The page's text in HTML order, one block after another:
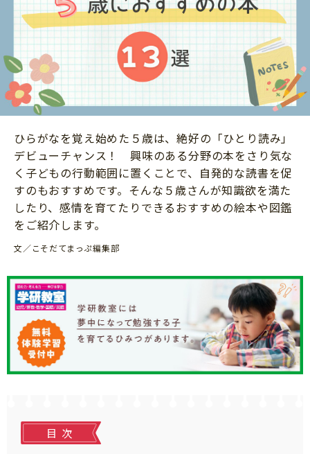
幼稚園・保育園
小学校
科学・プログラミング
教育・学習
絵本・読み聞かせ
自由研究・工作
読書感想文
本・読書
運動・あそび・ゲーム
英語
知育
住まい
ファッション・美容
行事・イベント
トラブル
親子でいっしょに
人間関係
おでかけ
家族
料理
マネー
こそだてマンガ
ひらがなを覚え始めた５歳は、絶好の「ひとり読み」
デビューチャンス！ 興味のある分野の本をさり気な
く子どもの行動範囲に置くことで、自発的な読書を促
すのもおすすめです。そんな５歳さんが知識欲を満た
したり、感情を育てたりできるおすすめの絵本や図鑑
をご紹介します。
文／こそだてまっぷ編集部
目次